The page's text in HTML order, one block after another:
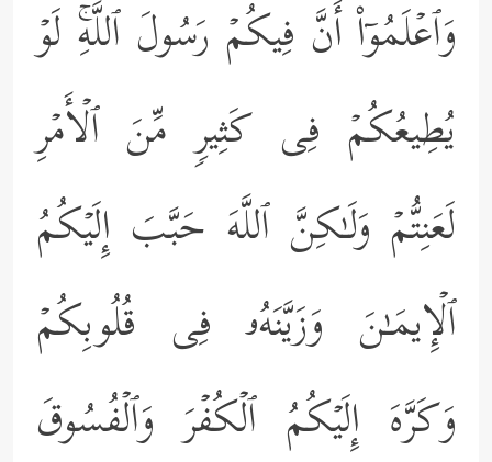
وَٱعۡلَمُوۤاْ أَنَّ فِیكُمۡ رَسُولَ ٱللَّهِۚ لَوۡ
یُطِیعُكُمۡ فِی كَثِیرࣲ مِّنَ ٱلۡأَمۡرِ
لَعَنِتُّمۡ وَلَـٰكِنَّ ٱللَّهَ حَبَّبَ إِلَیۡكُمُ
ٱلۡإِیمَـٰنَ وَزَیَّنَهُۥ فِی قُلُوبِكُمۡ
وَكَرَّهَ إِلَیۡكُمُ ٱلۡكُفۡرَ وَٱلۡفُسُوقَ